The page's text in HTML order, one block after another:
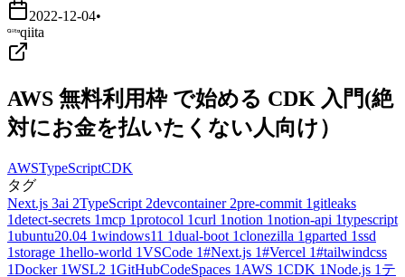
2022-12-04•
qiita
AWS 無料利用枠 で始める CDK 入門(絶
対にお金を払いたくない人向け）
AWSTypeScriptCDK
タグ
Next.js 3ai 2TypeScript 2devcontainer 2pre-commit 1 gitleaks
1detect-secrets 1mcp 1protocol 1curl 1notion 1notion-api 1typescript
1ubuntu20.04 1windows11 1dual-boot 1clonezilla 1 gparted 1ssd
1storage 1hello-world 1VSCode 1#Next.js 1#Vercel 1#tailwindcss
1Docker 1WSL2 1GitHubCodeSpaces 1 AWS 1CDK 1Node.js 1 テ